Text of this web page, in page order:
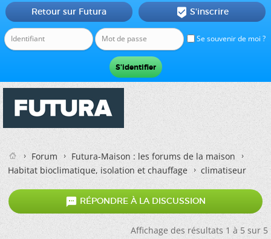
Se souvenir de moi ?
Retour sur Futura  S'inscrire
Forum
Futura-Maison : les forums de la maison
Habitat bioclimatique, isolation et chauffage
climatiseur
 RÉPONDRE À LA DISCUSSION
Affichage des résultats 1 à 5 sur 5